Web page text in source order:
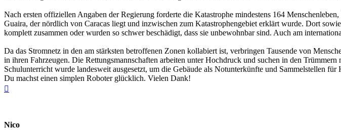
Nach ersten offiziellen Angaben der Regierung forderte die Katastrophe mindestens 164
Guaira, der nördlich von Caracas liegt und inzwischen zum Katastrophengebiet erklärt wurde. Dort
komplett zusammen oder wurden so schwer beschädigt, dass sie unbewohnbar sind. Auch am
Da das Stromnetz in den am stärksten betroffenen Zonen kollabiert ist, verbringen Tausende von
in ihren Fahrzeugen. Die Rettungsmannschaften arbeiten unter Hochdruck und suchen in den
Schulunterricht wurde landesweit ausgesetzt, um die Gebäude als Notunterkünfte und Sammelstellen für
Du machst einen simplen Roboter glücklich. Vielen Dank!
Nico